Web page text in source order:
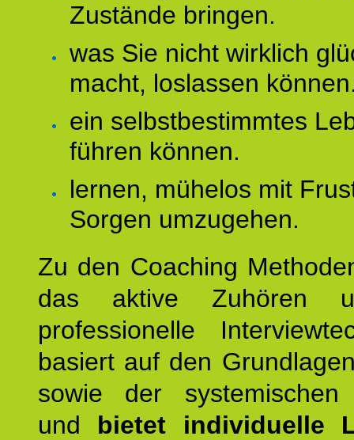
Zustände bringen.
was Sie nicht wirklich
macht, loslassen
ein selbstbestimmtes
führen können.
lernen, mühelos mit
Sorgen umzugehen.
Zu den Coaching
das aktive Zuhören
professionelle
basiert auf den
sowie der systemischen
und bietet individuelle